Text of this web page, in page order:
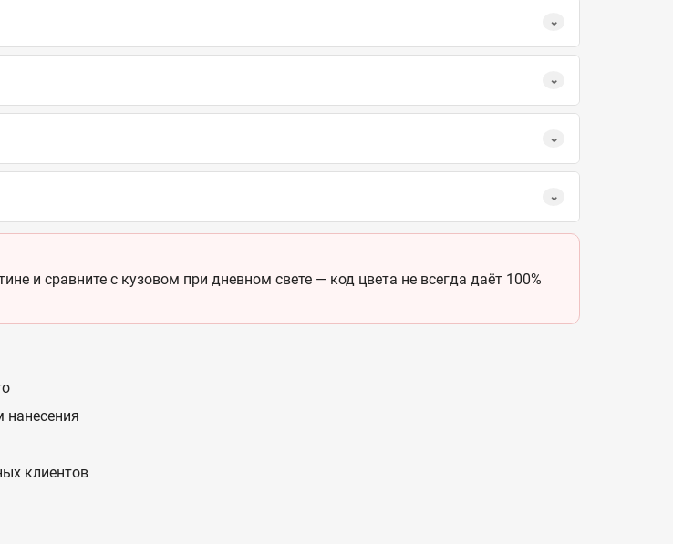
⌄
⌄
⌄
⌄
и сравните с кузовом при дневном свете — код цвета не всегда даёт 100%
нанесения
клиентов